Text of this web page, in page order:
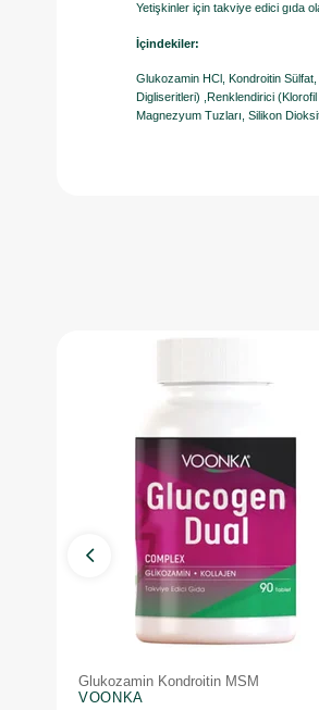
Yetişkinler için takviye edici gıda
İçindekiler:
Glukozamin HCl, Kondroitin
Digliseritleri) ,Renklendirici
Magnezyum Tuzları, Silikon
Glukozamin Kondroitin MSM
VOONKA